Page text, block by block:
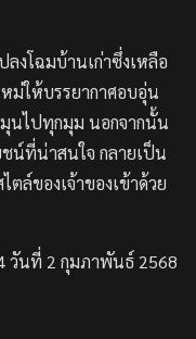
งโฉมบ้านเก่าซึ่งเหลือ
ม่ให้บรรยากาศอบอุ่น
มุนไปทุกมุม นอกจากนั้น
ชน์ที่น่าสนใจ กลายเป็น
ล์ของเจ้าของเข้าด้วย
วันที่ 2 กุมภาพันธ์ 2568